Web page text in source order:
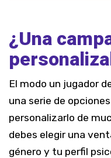
¿Una
El modo un jugador
una serie de
personalizarlo de
debes elegir una
género y tu perfil